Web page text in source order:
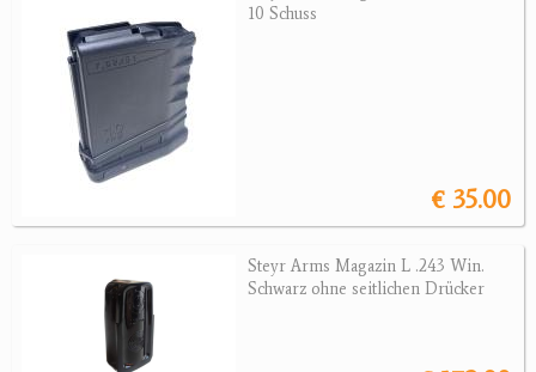
Sonstige Waffen
Munition
Jagdangebote
Jagdreviere
10 Schuss
€ 35.00
Steyr Arms Magazin L .243 Win.
Schwarz ohne seitlichen Drücker